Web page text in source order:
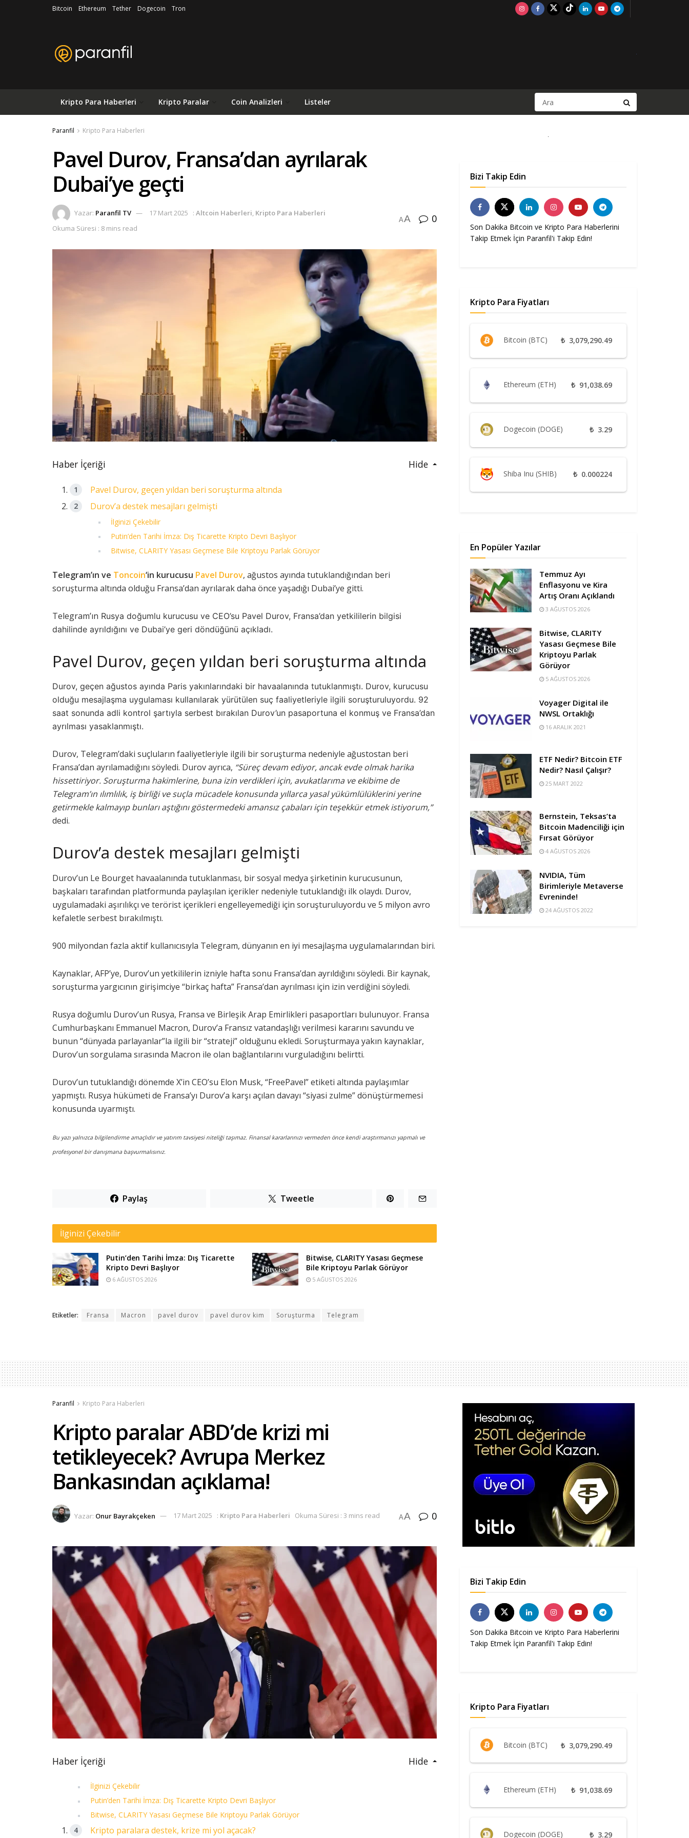
Bitcoin Ethereum Tether Dogecoin Tron
Kripto Para Haberleri Kripto Paralar Coin Analizleri Listeler
Paranfil Kripto Para Haberleri
Pavel Durov, Fransa’dan ayrılarak
Dubai’ye geçti
Yazar: Paranfil TV 17 Mart 2025 : Altcoin Haberleri, Kripto Para Haberleri
Okuma Süresi : 8 mins read
AA 0
Haber İçeriği Hide
Pavel Durov, geçen yıldan beri soruşturma altında
Durov’a destek mesajları gelmişti
İlginizi Çekebilir
Putin’den Tarihi İmza: Dış Ticarette Kripto Devri Başlıyor
Bitwise, CLARITY Yasası Geçmese Bile Kriptoyu Parlak Görüyor
Telegram’ın ve Toncoin‘in kurucusu Pavel Durov, ağustos ayında tutuklandığından beri
soruşturma altında olduğu Fransa’dan ayrılarak daha önce yaşadığı Dubai’ye gitti.
Telegram’ın Rusya doğumlu kurucusu ve CEO’su Pavel Durov, Fransa’dan yetkililerin bilgisi
dahilinde ayrıldığını ve Dubai’ye geri döndüğünü açıkladı.
Pavel Durov, geçen yıldan beri soruşturma altında
Durov, geçen ağustos ayında Paris yakınlarındaki bir havaalanında tutuklanmıştı. Durov, kurucusu
olduğu mesajlaşma uygulaması kullanılarak yürütülen suç faaliyetleriyle ilgili soruşturuluyordu. 92
saat sonunda adli kontrol şartıyla serbest bırakılan Durov’un pasaportuna el konmuş ve Fransa’dan
ayrılması yasaklanmıştı.
Durov, Telegram’daki suçluların faaliyetleriyle ilgili bir soruşturma nedeniyle ağustostan beri
Fransa’dan ayrılamadığını söyledi. Durov ayrıca, “Süreç devam ediyor, ancak evde olmak harika
hissettiriyor. Soruşturma hakimlerine, buna izin verdikleri için, avukatlarıma ve ekibime de
Telegram’ın ılımlılık, iş birliği ve suçla mücadele konusunda yıllarca yasal yükümlülüklerini yerine
getirmekle kalmayıp bunları aştığını göstermedeki amansız çabaları için teşekkür etmek istiyorum,”
dedi.
Durov’a destek mesajları gelmişti
Durov’un Le Bourget havaalanında tutuklanması, bir sosyal medya şirketinin kurucusunun,
başkaları tarafından platformunda paylaşılan içerikler nedeniyle tutuklandığı ilk olaydı. Durov,
uygulamadaki aşırılıkçı ve terörist içerikleri engelleyemediği için soruşturuluyordu ve 5 milyon avro
kefaletle serbest bırakılmıştı.
900 milyondan fazla aktif kullanıcısıyla Telegram, dünyanın en iyi mesajlaşma uygulamalarından biri.
Kaynaklar, AFP’ye, Durov’un yetkililerin izniyle hafta sonu Fransa’dan ayrıldığını söyledi. Bir kaynak,
soruşturma yargıcının girişimciye “birkaç hafta” Fransa’dan ayrılması için izin verdiğini söyledi.
Rusya doğumlu Durov’un Rusya, Fransa ve Birleşik Arap Emirlikleri pasaportları bulunuyor. Fransa
Cumhurbaşkanı Emmanuel Macron, Durov’a Fransız vatandaşlığı verilmesi kararını savundu ve
bunun “dünyada parlayanlar”la ilgili bir “strateji” olduğunu ekledi. Soruşturmaya yakın kaynaklar,
Durov’un sorgulama sırasında Macron ile olan bağlantılarını vurguladığını belirtti.
Durov’un tutuklandığı dönemde X’in CEO’su Elon Musk, “FreePavel” etiketi altında paylaşımlar
yapmıştı. Rusya hükümeti de Fransa’yı Durov’a karşı açılan davayı “siyasi zulme” dönüştürmemesi
konusunda uyarmıştı.
Bu yazı yalnızca bilgilendirme amaçlıdır ve yatırım tavsiyesi niteliği taşımaz. Finansal kararlarınızı vermeden önce kendi araştırmanızı yapmalı ve
profesyonel bir danışmana başvurmalısınız.
Paylaş Tweetle
İlginizi Çekebilir
Putin’den Tarihi İmza: Dış Ticarette
Kripto Devri Başlıyor
6 AĞUSTOS 2026
Bitwise, CLARITY Yasası Geçmese
Bile Kriptoyu Parlak Görüyor
5 AĞUSTOS 2026
Etiketler: Fransa Macron pavel durov pavel durov kim Soruşturma Telegram
Bizi Takip Edin
Son Dakika Bitcoin ve Kripto Para Haberlerini
Takip Etmek İçin Paranfil'i Takip Edin!
Kripto Para Fiyatları
Bitcoin (BTC) ₺ 3,079,290.49
Ethereum (ETH) ₺ 91,038.69
Dogecoin (DOGE) ₺ 3.29
Shiba Inu (SHIB) ₺ 0.000224
En Popüler Yazılar
Temmuz Ayı
Enflasyonu ve Kira
Artış Oranı Açıklandı
3 AĞUSTOS 2026
Bitwise, CLARITY
Yasası Geçmese Bile
Kriptoyu Parlak
Görüyor
5 AĞUSTOS 2026
Voyager Digital ile
NWSL Ortaklığı
16 ARALIK 2021
ETF Nedir? Bitcoin ETF
Nedir? Nasıl Çalışır?
25 MART 2022
Bernstein, Teksas’ta
Bitcoin Madenciliği için
Fırsat Görüyor
4 AĞUSTOS 2026
NVIDIA, Tüm
Birimleriyle Metaverse
Evreninde!
24 AĞUSTOS 2022
Paranfil Kripto Para Haberleri
Kripto paralar ABD’de krizi mi
tetikleyecek? Avrupa Merkez
Bankasından açıklama!
Yazar: Onur Bayrakçeken 17 Mart 2025 : Kripto Para Haberleri Okuma Süresi : 3 mins read AA 0
Haber İçeriği Hide
İlginizi Çekebilir
Putin’den Tarihi İmza: Dış Ticarette Kripto Devri Başlıyor
Bitwise, CLARITY Yasası Geçmese Bile Kriptoyu Parlak Görüyor
Kripto paralara destek, krize mi yol açacak?
Bizi Takip Edin
Son Dakika Bitcoin ve Kripto Para Haberlerini
Takip Etmek İçin Paranfil'i Takip Edin!
Kripto Para Fiyatları
Bitcoin (BTC) ₺ 3,079,290.49
Ethereum (ETH) ₺ 91,038.69
Dogecoin (DOGE) ₺ 3.29